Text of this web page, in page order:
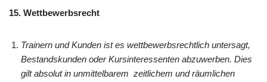
15. Wettbewerbsrecht
Trainern und Kunden ist es wettbewerbsrechtlich untersagt,
Bestandskunden oder Kursinteressenten abzuwerben. Dies
gilt absolut in unmittelbarem zeitlichem und räumlichen